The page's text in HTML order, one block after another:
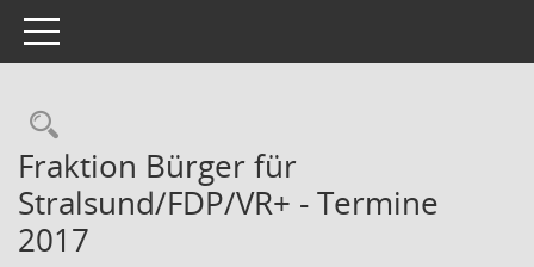
Toggle navigation
Rechercheauswahl
Fraktion Bürger für
Stralsund/FDP/VR+ - Termine
2017